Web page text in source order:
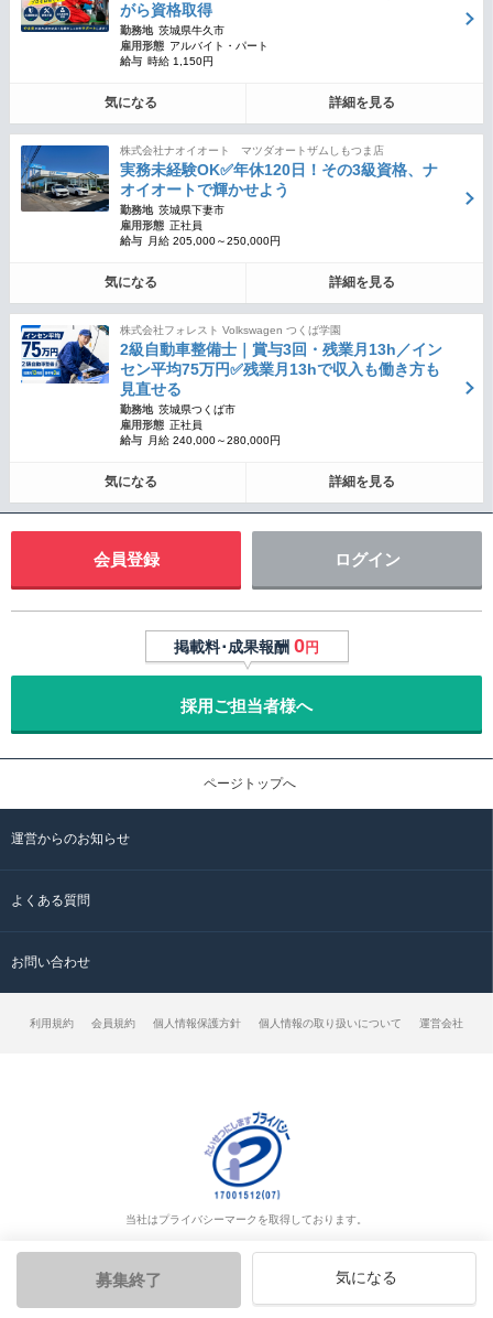
募集終了 気になる
がら資格取得
勤務地 茨城県牛久市
雇用形態 アルバイト・パート
給与 時給 1,150円
気になる 詳細を見る
株式会社ナオイオート マツダオートザムしもつま店
実務未経験OK✅年休120日！その3級資格、ナ
オイオートで輝かせよう
勤務地 茨城県下妻市
雇用形態 正社員
給与
月給 205,000～250,000円
気になる 詳細を見る
株式会社フォレスト Volkswagen つくば学園
2級自動車整備士｜賞与3回・残業月13h／イン
セン平均75万円✅残業月13hで収入も働き方も
見直せる
勤務地 茨城県つくば市
雇用形態 正社員
給与
月給 240,000～280,000円
気になる 詳細を見る
会員登録 ログイン
掲載料･成果報酬 0円
採用ご担当者様へ
ページトップへ
運営からのお知らせ
よくある質問
お問い合わせ
利用規約 会員規約 個人情報保護方針 個人情報の取り扱いについて 運営会社
当社はプライバシーマークを取得しております。